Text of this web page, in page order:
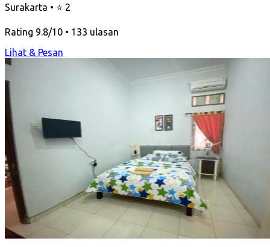
Surakarta • ⭐ 2
Rating 9.8/10 • 133 ulasan
Lihat & Pesan